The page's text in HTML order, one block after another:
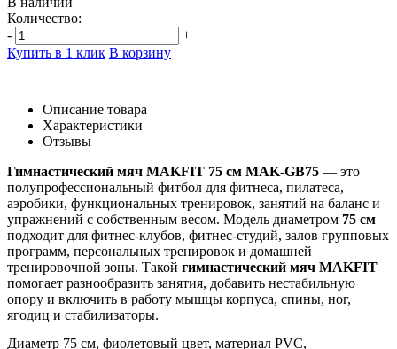
Количество:
-
+
Купить в 1 клик В корзину
Описание товара
Характеристики
Отзывы
Гимнастический мяч MAKFIT 75 см MAK-GB75 — это
полупрофессиональный фитбол для фитнеса, пилатеса,
аэробики, функциональных тренировок, занятий на баланс и
упражнений с собственным весом. Модель диаметром 75 см
подходит для фитнес-клубов, фитнес-студий, залов групповых
программ, персональных тренировок и домашней
тренировочной зоны. Такой гимнастический мяч MAKFIT
помогает разнообразить занятия, добавить нестабильную
опору и включить в работу мышцы корпуса, спины, ног,
ягодиц и стабилизаторы.
Диаметр 75 см, фиолетовый цвет, материал PVC,